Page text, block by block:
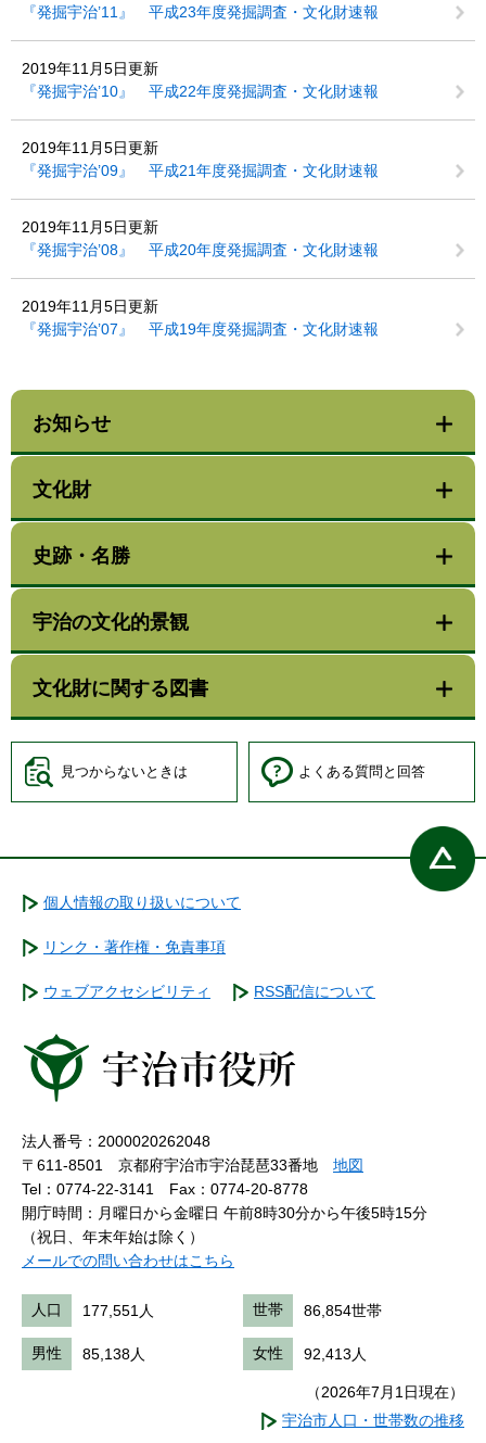
『発掘宇治’11』 平成23年度発掘調査・文化財速報
2019年11月5日更新
『発掘宇治’10』 平成22年度発掘調査・文化財速報
2019年11月5日更新
『発掘宇治’09』 平成21年度発掘調査・文化財速報
2019年11月5日更新
『発掘宇治’08』 平成20年度発掘調査・文化財速報
2019年11月5日更新
『発掘宇治’07』 平成19年度発掘調査・文化財速報
お知らせ
文化財
史跡・名勝
宇治の文化的景観
文化財に関する図書
見つからないときは よくある質問と回答
個人情報の取り扱いについて
リンク・著作権・免責事項
ウェブアクセシビリティ RSS配信について
法人番号：2000020262048
〒611-8501 京都府宇治市宇治琵琶33番地 地図
Tel：0774-22-3141
Fax：0774-20-8778
開庁時間：月曜日から金曜日 午前8時30分から午後5時15分
（祝日、年末年始は除く）
メールでの問い合わせはこちら
人口 177,551人 世帯 86,854世帯
男性 85,138人 女性 92,413人
（2026年7月1日現在）
宇治市人口・世帯数の推移